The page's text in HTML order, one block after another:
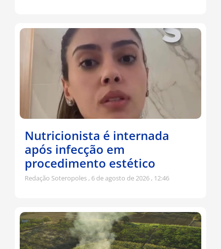
Nutricionista é internada
após infecção em
procedimento estético
Redação Soteropoles 6 de agosto de 2026 12:46